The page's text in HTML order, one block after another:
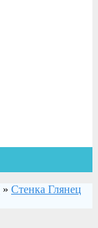
» Стенка Глянец